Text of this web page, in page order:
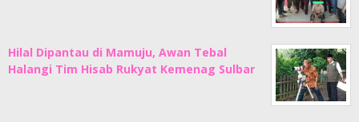
Hilal Dipantau di Mamuju, Awan Tebal
Halangi Tim Hisab Rukyat Kemenag Sulbar